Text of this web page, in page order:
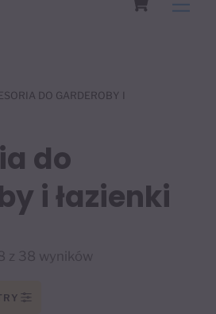
DO GARDEROBY I
do
i łazienki
z 38 wyników